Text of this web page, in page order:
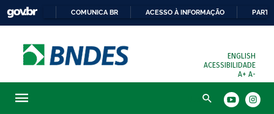
COMUNICA BR ACESSO À INFORMAÇÃO
ENGLISH
ACESSIBILIDADE
A+ A-
Busca